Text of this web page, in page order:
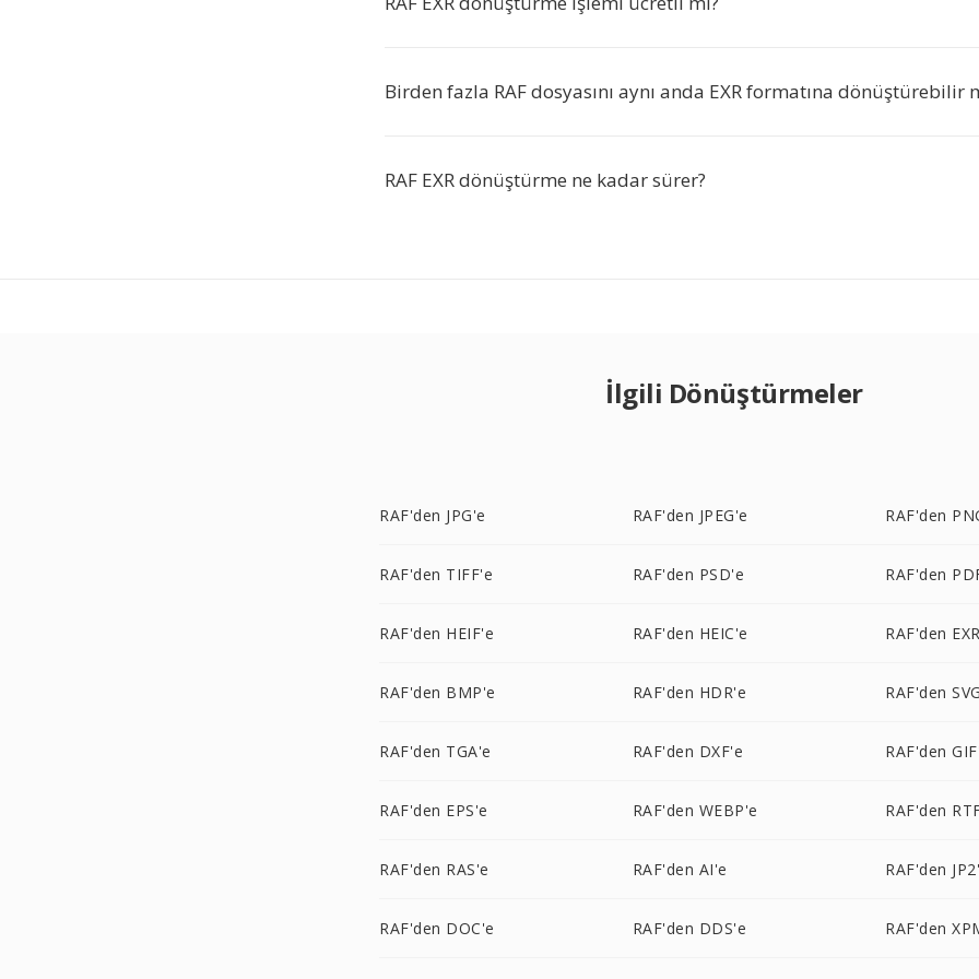
Birden fazla RAF dosyasını aynı anda EXR formatına dönüştürebilir
RAF EXR dönüştürme ne kadar sürer?
İlgili Dönüştürmeler
RAF'den JPG'e RAF'den JPEG'e RAF'den
RAF'den TIFF'e RAF'den PSD'e RAF'den
RAF'den HEIF'e RAF'den HEIC'e RAF'den
RAF'den BMP'e RAF'den HDR'e RAF'den
RAF'den TGA'e RAF'den DXF'e RAF'den
RAF'den EPS'e RAF'den WEBP'e RAF'den
RAF'den RAS'e RAF'den AI'e RAF'den
RAF'den DOC'e RAF'den DDS'e RAF'den